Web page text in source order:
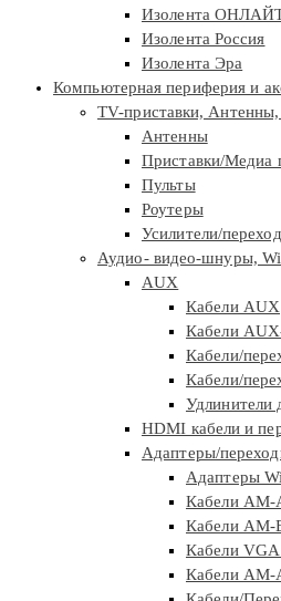
Изолента
Изолента Россия
Изолента Эра
Компьютерная периферия и
TV-приставки,
Антенны
Приставки/Медиа
Пульты
Роутеры
Усилители/
Аудио- видео-шнуры,
AUX
Кабели AUX
Кабели
Кабели/
Кабели/
Удлинители
HDMI кабели и
Адаптеры/
Адаптеры
Кабели AM-
Кабели AM-
Кабели
Кабели